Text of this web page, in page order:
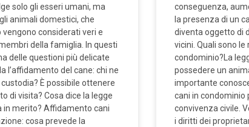
solo gli esseri umani, ma
animali domestici, che
vengono considerati veri e
della famiglia. In questi
delle questioni più delicate
l’affidamento del cane: chi ne
È possibile ottenere
di visita? Cosa dice la legge
in merito? Affidamento cani
cosa prevede la
conseguenza,
la presenza di un
diventa oggetto di
vicini. Quali sono le
condominio?La
possedere un
importante
cani in condominio
convivenza civile.
i diritti dei